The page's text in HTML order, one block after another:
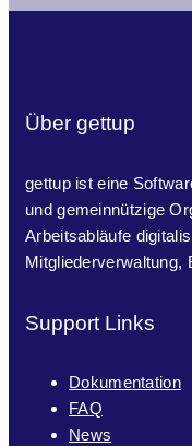
Über gettup
gettup ist eine
und gemeinnützige
Arbeitsabläufe
Mitgliederverwaltung,
Support Links
Dokumentation
FAQ
News